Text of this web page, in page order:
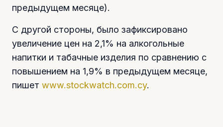
предыдущем месяце).
С другой стороны, было зафиксировано
увеличение цен на 2,1% на алкогольные
напитки и табачные изделия по сравнению с
повышением на 1,9% в предыдущем месяце,
пишет www.stockwatch.com.cy.